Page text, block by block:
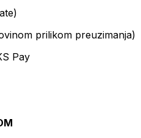
prilikom preuzimanja)
Pay